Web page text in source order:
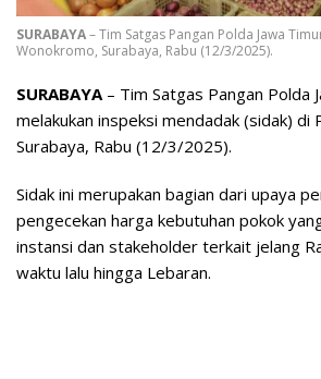
SURABAYA– Tim Satgas Pangan Polda Jawa
Wonokromo, Surabaya, Rabu (12/3/2025).
SURABAYA– Tim Satgas Pangan Polda
melakukan inspeksi mendadak (sidak) di
Surabaya, Rabu (12/3/2025).
Sidak ini merupakan bagian dari upaya
pengecekan harga kebutuhan pokok
instansi dan stakeholder terkait jelang
waktu lalu hingga Lebaran.